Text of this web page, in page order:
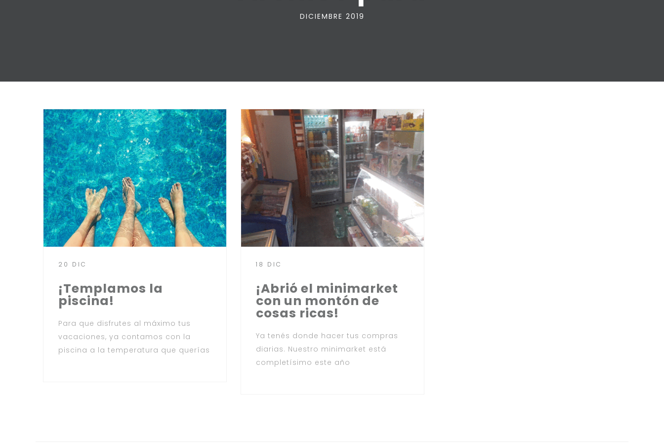
DICIEMBRE 2019
20 DIC
¡Templamos la
piscina!
Para que disfrutes al máximo tus
vacaciones, ya contamos con la
piscina a la temperatura que querías
18 DIC
¡Abrió el minimarket
con un montón de
cosas ricas!
Ya tenés donde hacer tus compras
diarias. Nuestro minimarket está
completísimo este año